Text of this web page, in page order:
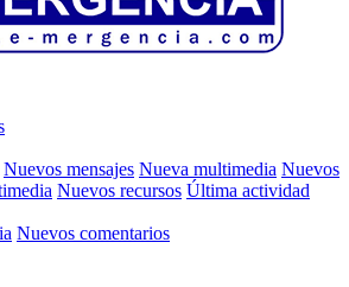
Nuevos mensajes Nueva multimedia Nuevos
Nuevos recursos Última actividad
Nuevos comentarios